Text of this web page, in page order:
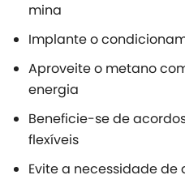
mina
Implante o
Aproveite o metano
energia
Beneficie-se de
flexíveis
Evite a necessidade